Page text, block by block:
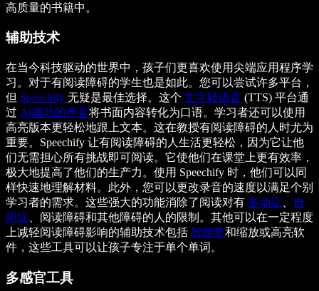
高质量的书籍中。
辅助技术
在当今科技驱动的世界中，孩子们更喜欢使用尖端应用程序学
习。对于有阅读障碍的学生也是如此。您可以尝试许多平台，
但 Speechify 无疑是最佳选择。这个 文字转语音 (TTS) 平台通
过 AI驱动的声音将书面内容转化为口语。学习者还可以使用
高亮版本更轻松地跟上文本。这在教授有阅读障碍的人时尤为
重要。Speechify 让有阅读障碍的人生活更轻松，因为它让他
们无需担心所有挑战即可阅读。它使他们在课堂上更有效率，
极大地提高了他们的生产力。使用 Speechify 时，他们可以同
样快速地理解材料。此外，您可以更改录音的速度以满足个别
学习者的需求。这些强大的功能消除了阅读对有 多动症
自
闭症 、阅读障碍和其他障碍的人的限制。其他可以在一定程度
上减轻阅读障碍影响的辅助技术包括 智能笔和缩放或高亮软
件，这些工具可以让孩子专注于单个单词。
多感官工具